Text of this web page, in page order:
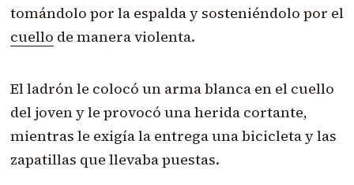
tomándolo por la espalda y sosteniéndolo por el
cuello de manera violenta.
El ladrón le colocó un arma blanca en el cuello
del joven y le provocó una herida cortante,
mientras le exigía la entrega una bicicleta y las
zapatillas que llevaba puestas.